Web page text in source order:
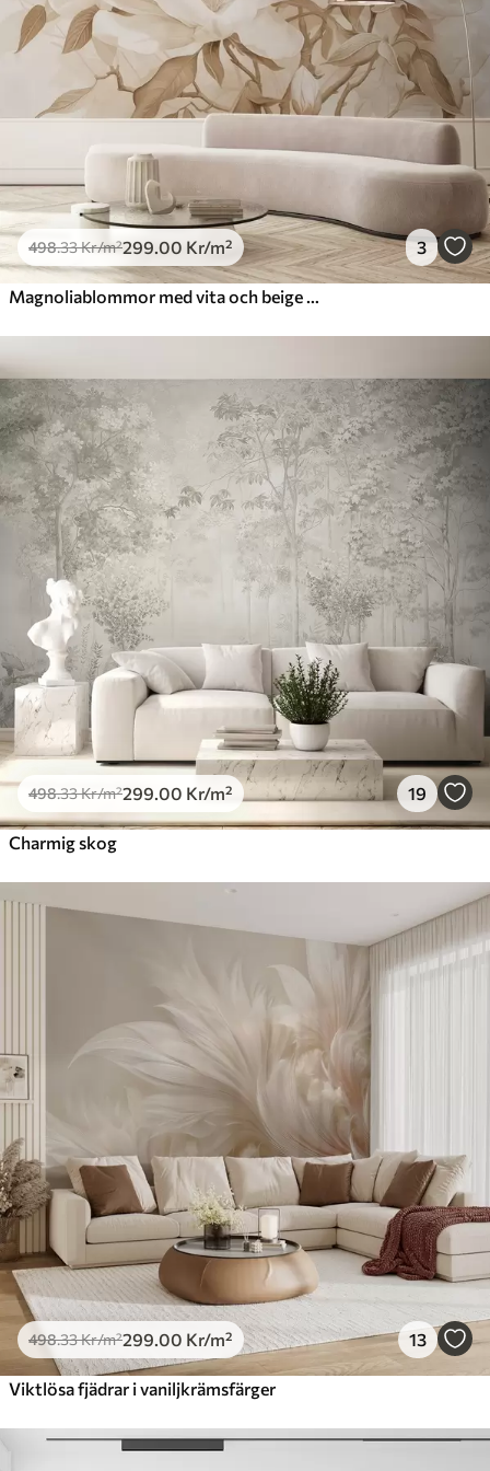
631 .67379.00 Kr/m²
Premiumvinyl
725.00 .00 Kr/m²
Peel and Stick
.00540.00 Kr /m²
498.33Kr/m²299 .00 Kr/m² 3
498.33Kr/m²299 .00 Kr/m² 19
Charmig skog
498.33Kr/m²299 .00 Kr/m² 13
Viktlösa fjädrar i vaniljkrämsfärger